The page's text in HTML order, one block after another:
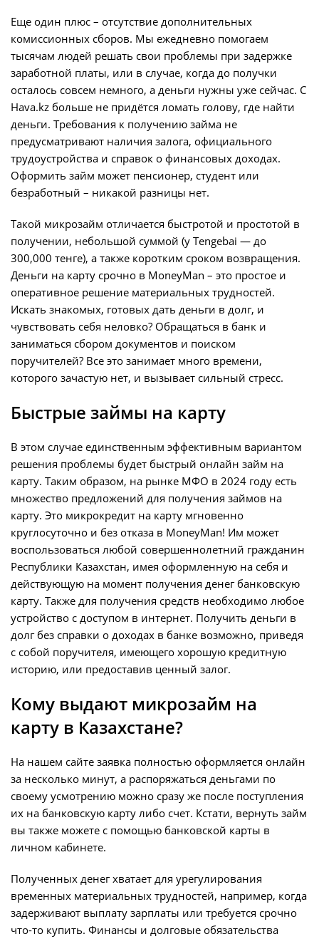
Еще один плюс – отсутствие дополнительных
комиссионных сборов. Мы ежедневно помогаем
тысячам людей решать свои проблемы при задержке
заработной платы, или в случае, когда до получки
осталось совсем немного, а деньги нужны уже сейчас. C
Hava.kz больше не придётся ломать голову, где найти
деньги. Требования к получению займа не
предусматривают наличия залога, официального
трудоустройства и справок о финансовых доходах.
Оформить займ может пенсионер, студент или
безработный – никакой разницы нет.
Такой микрозайм отличается быстротой и простотой в
получении, небольшой суммой (у Tengebai — до
300,000 тенге), а также коротким сроком возвращения.
Деньги на карту срочно в MoneyMan – это простое и
оперативное решение материальных трудностей.
Искать знакомых, готовых дать деньги в долг, и
чувствовать себя неловко? Обращаться в банк и
заниматься сбором документов и поиском
поручителей? Все это занимает много времени,
которого зачастую нет, и вызывает сильный стресс.
Быстрые займы на карту
В этом случае единственным эффективным вариантом
решения проблемы будет быстрый онлайн займ на
карту. Таким образом, на рынке МФО в 2024 году есть
множество предложений для получения займов на
карту. Это микрокредит на карту мгновенно
круглосуточно и без отказа в MoneyMan! Им может
воспользоваться любой совершеннолетний гражданин
Республики Казахстан, имея оформленную на себя и
действующую на момент получения денег банковскую
карту. Также для получения средств необходимо любое
устройство с доступом в интернет. Получить деньги в
долг без справки о доходах в банке возможно, приведя
с собой поручителя, имеющего хорошую кредитную
историю, или предоставив ценный залог.
Кому выдают микрозайм на
карту в Казахстане?
На нашем сайте заявка полностью оформляется онлайн
за несколько минут, а распоряжаться деньгами по
своему усмотрению можно сразу же после поступления
их на банковскую карту либо счет. Кстати, вернуть займ
вы также можете с помощью банковской карты в
личном кабинете.
Полученных денег хватает для урегулирования
временных материальных трудностей, например, когда
задерживают выплату зарплаты или требуется срочно
что-то купить. Финансы и долговые обязательства